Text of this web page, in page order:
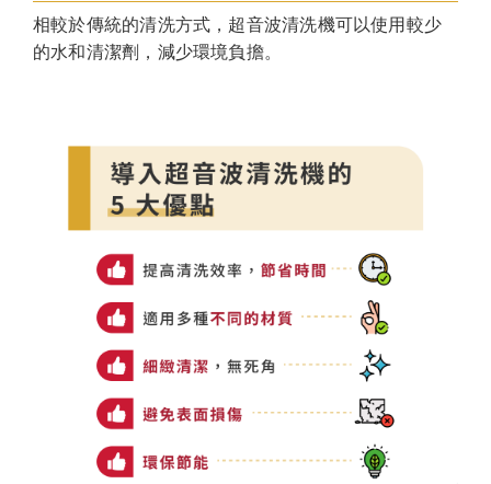
相較於傳統的清洗方式，超音波清洗機可以使用較少
的水和清潔劑，減少環境負擔。